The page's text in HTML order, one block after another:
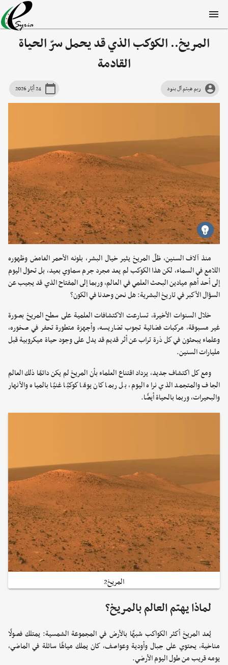
المريخ.. الكوكب الذي قد يحمل سرّ الحياة
القادمة
ريم هيثم آل بنود 24 أيّار 2026
منذ آلاف السنين، ظلّ المريخ يثير خيال البشر، بلونه الأحمر الغامض وظهوره
اللامع في السماء، لكن هذا الكوكب لم يعد مجرد جرم سماوي بعيد، بل تحوّل اليوم
إلى أحد أهم ميادين البحث العلمي في العالم، وربما إلى المفتاح الذي قد يجيب عن
السؤال الأكبر في تاريخ البشرية: هل نحن وحدنا في الكون؟
خلال السنوات الأخيرة، تسارعت الاكتشافات العلمية على سطح المريخ بصورة
غير مسبوقة، مركبات فضائية تجوب تضاريسه، وأجهزة متطورة تحفر في صخوره،
وعلماء يبحثون في كل ذرة تراب عن أثر قديم قد يدل على وجود حياة ميكروبية قبل
مليارات السنين.
ومع كل اكتشاف جديد، يزداد اقتناع العلماء بأن المريخ لم يكن دائمًا ذلك العالم
الجاف والمتجمد الذي نراه اليوم، بل ربما كان يومًا كوكبًا غنيًا بالمياه والأنهار
والبحيرات، وربما بالحياة أيضًا.
المريخ2
لماذا يهتم العالم بالمريخ؟
يُعد المريخ أكثر الكواكب شبهًا بالأرض في المجموعة الشمسية: يمتلك فصولًا
مناخية، يحتوي على جبال وأودية وعواصف، كان يملك مياهًا سائلة في الماضي،
يومه قريب من طول اليوم الأرضي.